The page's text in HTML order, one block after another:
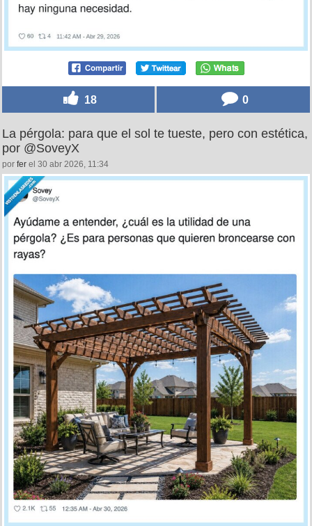
18 0
La pérgola: para que el sol te tueste, pero con estética,
por @SoveyX
por fer el 30 abr 2026, 11:34